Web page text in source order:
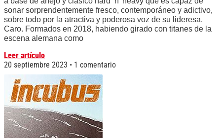
sonar sorprendentemente fresco, contemporáneo y adictivo,
sobre todo por la atractiva y poderosa voz de su lideresa,
Caro. Formados en 2018, habiendo girado con titanes de la
escena alemana como
Leer artículo
20 septiembre 2023
1 comentario